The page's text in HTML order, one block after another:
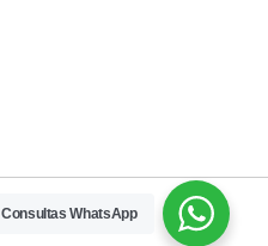
Consultas WhatsApp